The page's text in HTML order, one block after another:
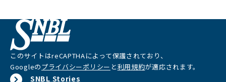
このサイトはreCAPTHAによって保護されており、
Googleのプライバシーポリシー と利用規約が適応されます。
SNBL Stories